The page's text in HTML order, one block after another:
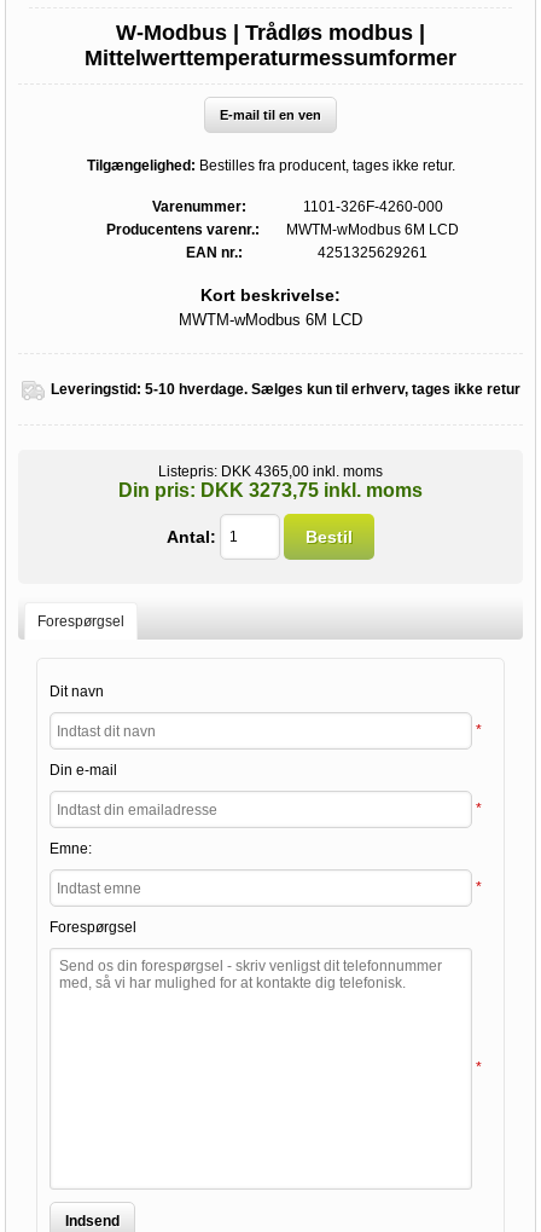
W-Modbus | Trådløs modbus |
Mittelwerttemperaturmessumformer
E-mail til en ven
Tilgængelighed: Bestilles fra producent, tages ikke retur.
Varenummer:
1101-326F-4260-000
Producentens varenr.:
MWTM-wModbus 6M LCD
EAN nr.:
4251325629261
Kort beskrivelse:
MWTM-wModbus 6M LCD
Leveringstid: 5-10 hverdage. Sælges kun til erhverv, tages ikke retur
Listepris: DKK 4365,00 inkl. moms
Din pris: DKK 3273,75 inkl. moms
Antal: Bestil
Forespørgsel
Dit navn
*
Din e-mail
*
Emne:
*
Forespørgsel
*
Indsend